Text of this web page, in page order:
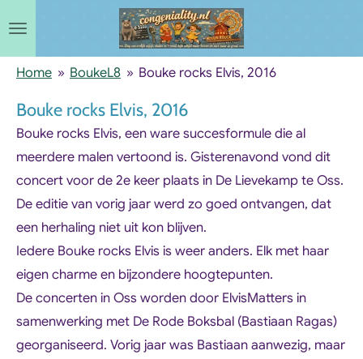
naar
hoofdinhoud
Home » BoukeL8 » Bouke rocks Elvis, 2016
Bouke rocks Elvis, 2016
Bouke rocks Elvis, een ware succesformule die al
meerdere malen vertoond is. Gisterenavond vond dit
concert voor de 2e keer plaats in De Lievekamp te Oss.
De editie van vorig jaar werd zo goed ontvangen, dat
een herhaling niet uit kon blijven.
Iedere Bouke rocks Elvis is weer anders. Elk met haar
eigen charme en bijzondere hoogtepunten.
De concerten in Oss worden door ElvisMatters in
samenwerking met De Rode Boksbal (Bastiaan Ragas)
georganiseerd. Vorig jaar was Bastiaan aanwezig, maar